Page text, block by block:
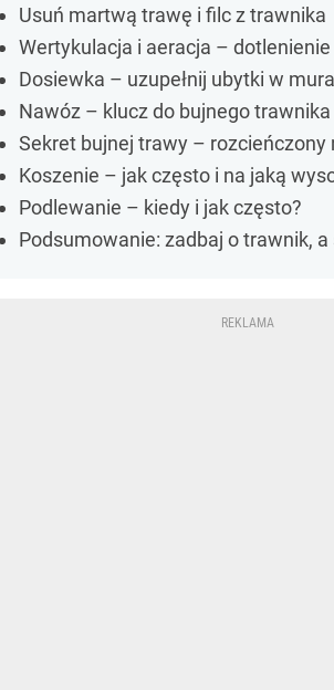
Usuń martwą trawę i filc z trawnika
Wertykulacja i aeracja –
Dosiewka – uzupełnij ubytki w
Nawóz – klucz do bujnego trawnika
Sekret bujnej trawy – rozcieńczony
Koszenie – jak często i na jaką
Podlewanie – kiedy i jak często?
Podsumowanie: zadbaj o trawnik,